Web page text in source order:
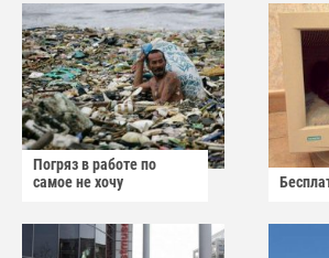
Погряз в работе по
самое не хочу